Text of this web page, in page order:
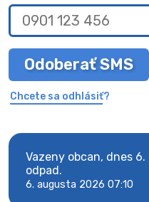
Odoberať SMS
Chcete sa odhlásiť?
Vazeny obcan, dnes
odpad.
6. augusta 2026 07:10